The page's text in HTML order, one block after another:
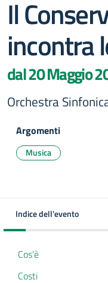
Il
incontra
dal 20 Maggio
Orchestra
Argomenti
Musica
Indice dell'evento
Cos'è
Costi